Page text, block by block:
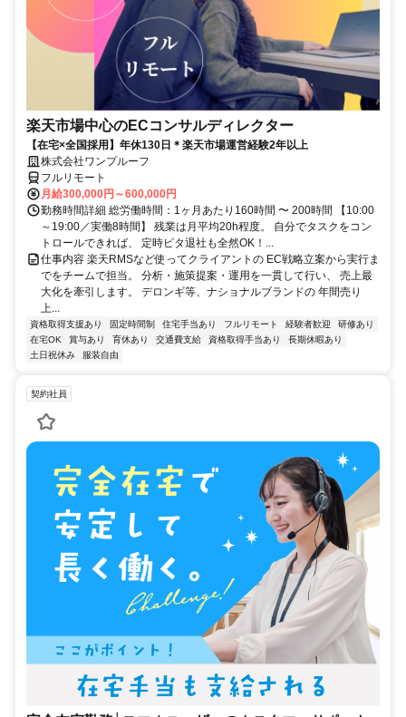
楽天市場中心のECコンサルディレクター
【在宅×全国採用】年休130日＊楽天市場運営経験2年以上
株式会社ワンプルーフ
フルリモート
月給300,000円～600,000円
勤務時間詳細 総労働時間：1ヶ月あたり160時間 〜 200時間 【10:00
～19:00／実働8時間】 残業は月平均20h程度。 自分でタスクをコン
トロールできれば、 定時ピタ退社も全然OK！...
仕事内容 楽天RMSなど使ってクライアントの EC戦略立案から実行ま
でをチームで担当。 分析・施策提案・運用を一貫して行い、 売上最
大化を牽引します。 デロンギ等、ナショナルブランドの 年間売り
上...
資格取得支援あり 固定時間制 住宅手当あり フルリモート 経験者歓迎
研修あり
在宅OK
賞与あり 育休あり 交通費支給 資格取得手当あり
長期休暇あり
土日祝休み
服装自由
契約社員